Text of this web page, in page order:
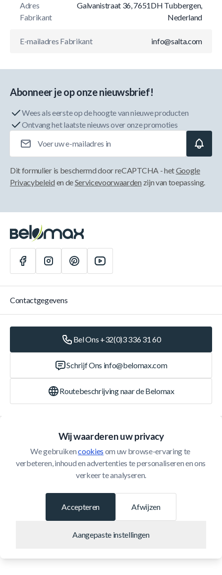
Adres
Fabrikant
Galvanistraat 36, 7651DH Tubbergen,
Nederland
E-mailadres Fabrikant info@salta.com
Wij waarderen uw privacy
We gebruiken cookies om uw browse-ervaring te
verbeteren, inhoud en advertenties te personaliseren en ons
verkeer te analyseren.
Afwijzen
Aangepaste instellingen
Accepteren
Abonneer je op onze nieuwsbrief!
Wees als eerste op de hoogte van nieuwe producten
Ontvang het laatste nieuws over onze promoties
Dit formulier is beschermd door reCAPTCHA - hetGoogle
Privacybeleid en deServicevoorwaarden zijn van toepassing.
Klantenservice
Contactgegevens
Bel Ons +32(0)3 336 31 60
Schrijf Ons info@belomax.com
Routebeschrijving naar de Belomax